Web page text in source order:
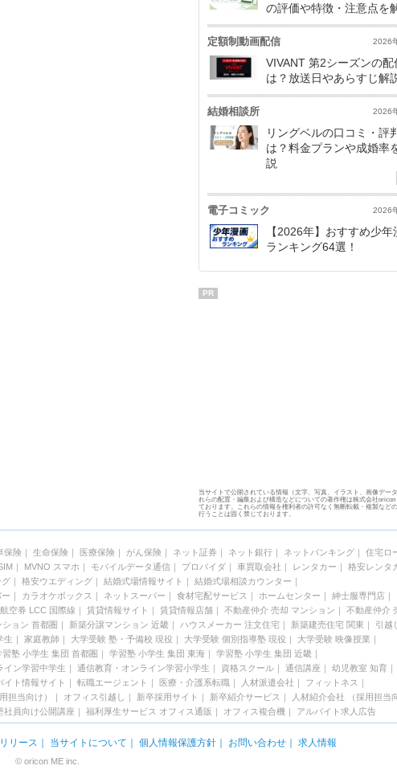
の評価や特徴・注意点を
定額制動画配信 2026
VIVANT 第2シーズンの配
は？放送日やあらすじ解
結婚相談所 2026
リングベルの口コミ・評
は？料金プランや成婚率
説
電子コミック 2026
【2026年】おすすめ少年
ランキング64選！
PR
当サイトで公開されている情報（文字、写真、イラスト、画像デー
れらの配置・編集および構造などについての著作権は株式会社oricon
ております。これらの情報を権利者の許可なく無断転載・複製など
行うことは固く禁じております。
保険｜ 生命保険｜ 医療保険｜ がん保険｜ ネット証券 ｜ ネット銀行｜ ネットバンキング｜ 住宅ロ
｜ MVNO スマホ ｜ モバイルデータ通信｜ プロバイダ｜ 車買取会社 ｜ レンタカー ｜ 格安レンタ
｜ 格安ウエディング｜ 結婚式場情報サイト ｜ 結婚式場相談カウンター ｜
｜ カラオケボックス ｜ ネットスーパー ｜ 食材宅配サービス ｜ ホームセンター ｜ 紳士服専門店｜
空券 LCC 国際線 ｜ 賃貸情報サイト ｜ 賃貸情報店舗 ｜ 不動産仲介 売却 マンション ｜ 不動産仲介
ョン 首都圏 ｜ 新築分譲マンション 近畿｜ ハウスメーカー 注文住宅｜ 新築建売住宅 関東 ｜ 引越
生 ｜ 家庭教師 ｜ 大学受験 塾・予備校 現役｜ 大学受験 個別指導塾 現役｜ 大学受験 映像授業 ｜
習塾 小学生 集団 首都圏 ｜ 学習塾 小学生 集団 東海｜ 学習塾 小学生 集団 近畿｜
イン学習中学生 ｜ 通信教育・オンライン学習小学生 ｜ 資格スクール｜ 通信講座 ｜ 幼児教室 知育 ｜
イト情報サイト ｜ 転職エージェント ｜ 医療・介護系転職 ｜ 人材派遣会社 ｜ フィットネス ｜
担当向け） ｜ オフィス引越し ｜ 新卒採用サイト ｜ 新卒紹介サービス ｜ 人材紹介会社 （採用担当
社員向け公開講座 ｜ 福利厚生サービス オフィス通販 ｜ オフィス複合機｜ アルバイト求人広告
リース ｜ 当サイトについて ｜ 個人情報保護方針｜ お問い合わせ｜ 求人情報
© oricon ME inc.